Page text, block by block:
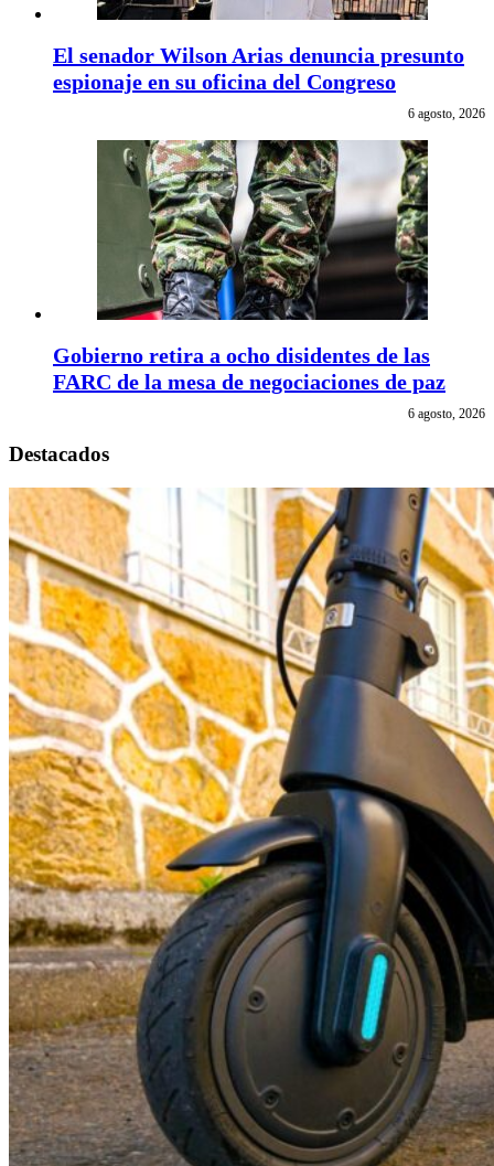
El senador Wilson Arias denuncia presunto
espionaje en su oficina del Congreso
6 agosto, 2026
Gobierno retira a ocho disidentes de las
FARC de la mesa de negociaciones de paz
6 agosto, 2026
Destacados